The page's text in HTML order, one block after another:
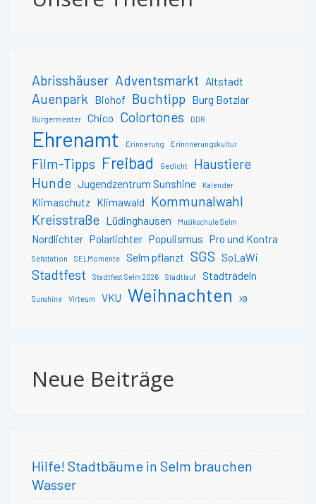
Abrisshäuser Adventsmarkt Altstadt
Auenpark Biohof Buchtipp Burg Botzlar
Bürgermeister Chico Colortones DDR
Ehrenamt Erinnerung Erinnnerungskultur
Film-Tipps Freibad Gedicht
Haustiere
Hunde Jugendzentrum Sunshine Kalender
Klimaschutz Klimawald
Kommunalwahl
Kreisstraße Lüdinghausen Musikschule Selm
Nordlichter Polarlichter Populismus Pro und Kontra
Sehstation SELMomente Selm pflanzt SGS SoLaWi
Stadtfest Stadtfest Selm 2026 Stadtlauf Stadtradeln
Sunshine Virteum VKU Weihnachten X9
Neue Beiträge
Hilfe! Stadtbäume in Selm brauchen
Wasser